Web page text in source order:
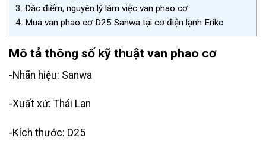
3. Đặc điểm, nguyên lý làm việc van phao cơ
4. Mua van phao cơ D25 Sanwa tại cơ điện lạnh Eriko
Mô tả thông số kỹ thuật van phao cơ
-Nhãn hiệu: Sanwa
-Xuất xứ: Thái Lan
-Kích thước: D25